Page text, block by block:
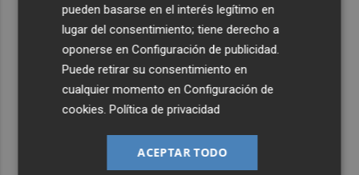
pueden basarse en el interés legítimo en
lugar del consentimiento; tiene derecho a
oponerse enConfiguración de publicidad
Puede retirar su consentimiento en
cualquier momento enConfiguración de
cookies .Política de privacidad
ACEPTAR TODO